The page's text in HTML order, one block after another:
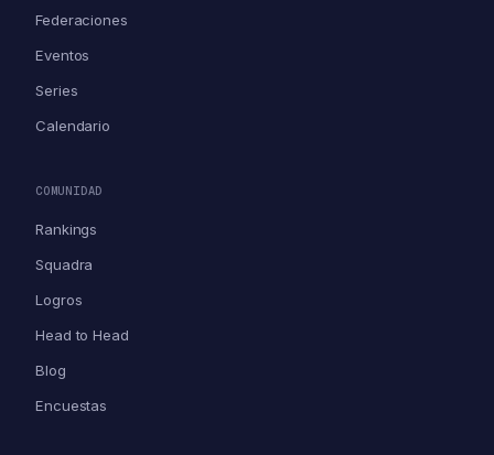
Federaciones
Eventos
Series
Calendario
COMUNIDAD
Rankings
Squadra
Logros
Head to Head
Blog
Encuestas